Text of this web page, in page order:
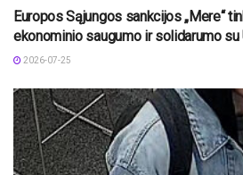
Europos Sąjungos sankcijos „Mere“
ekonominio saugumo ir solidarumo su
2026-07-25